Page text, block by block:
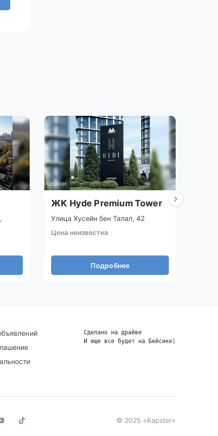
ЖК Hyde Premium Tower
Улица Хусейн бен Талал, 42
Цена неизвестна
Подробнее
Сделано на драйве
И еще все будет на Бейсике
© 2025 «Kapster»